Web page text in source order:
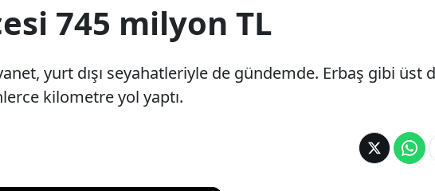
745 milyon TL
yurt dışı seyahatleriyle de gündemde. Erbaş gibi üst
kilometre yol yaptı.